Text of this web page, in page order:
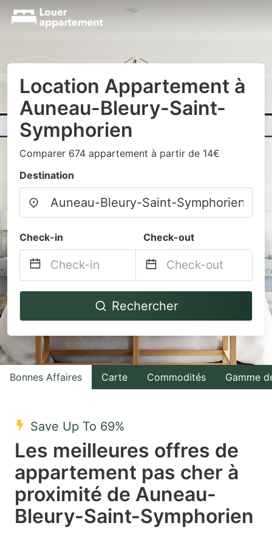
Location Appartement à
Auneau-Bleury-Saint-
Symphorien
Comparer 674 appartement à partir de 14€
Destination
Check-in Check-out
Navigate
to
interact
with
the
select
date.
Press
question
Navigate
backward
to
interact
with
the
a
date.
Press
question
Rechercher
Bonnes Affaires Carte Commodités Gamme
Save Up To 69%
Les meilleures offres de
appartement pas cher à
proximité de Auneau-
Bleury-Saint-Symphorien